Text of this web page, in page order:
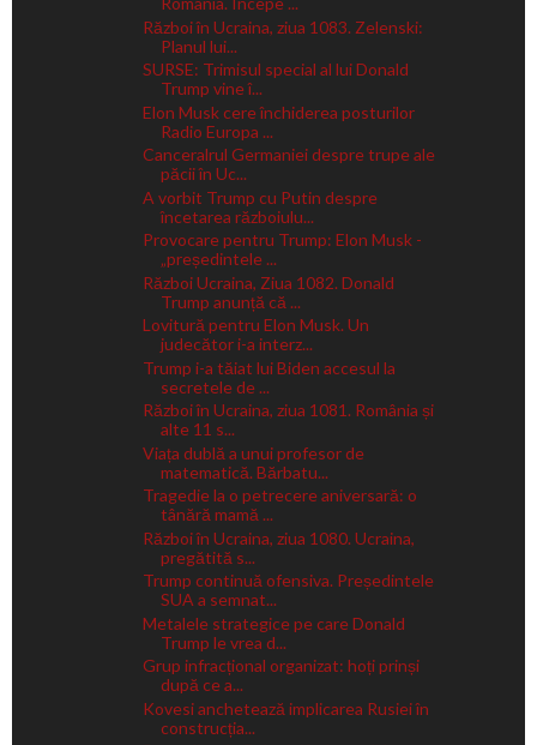
Război în Ucraina, ziua 1083. Zelenski:
Planul lui...
SURSE: Trimisul special al lui Donald
Trump vine î...
Elon Musk cere închiderea posturilor
Radio Europa ...
Canceralrul Germaniei despre trupe ale
păcii în Uc...
A vorbit Trump cu Putin despre
încetarea războiulu...
Provocare pentru Trump: Elon Musk -
„președintele ...
Război Ucraina, Ziua 1082. Donald
Trump anunță că ...
Lovitură pentru Elon Musk. Un
judecător i-a interz...
Trump i-a tăiat lui Biden accesul la
secretele de ...
Război în Ucraina, ziua 1081. România și
alte 11 s...
Viața dublă a unui profesor de
matematică. Bărbatu...
Tragedie la o petrecere aniversară: o
tânără mamă ...
Război în Ucraina, ziua 1080. Ucraina,
pregătită s...
Trump continuă ofensiva. Președintele
SUA a semnat...
Metalele strategice pe care Donald
Trump le vrea d...
Grup infracțional organizat: hoți prinși
după ce a...
Kovesi anchetează implicarea Rusiei în
construcția...